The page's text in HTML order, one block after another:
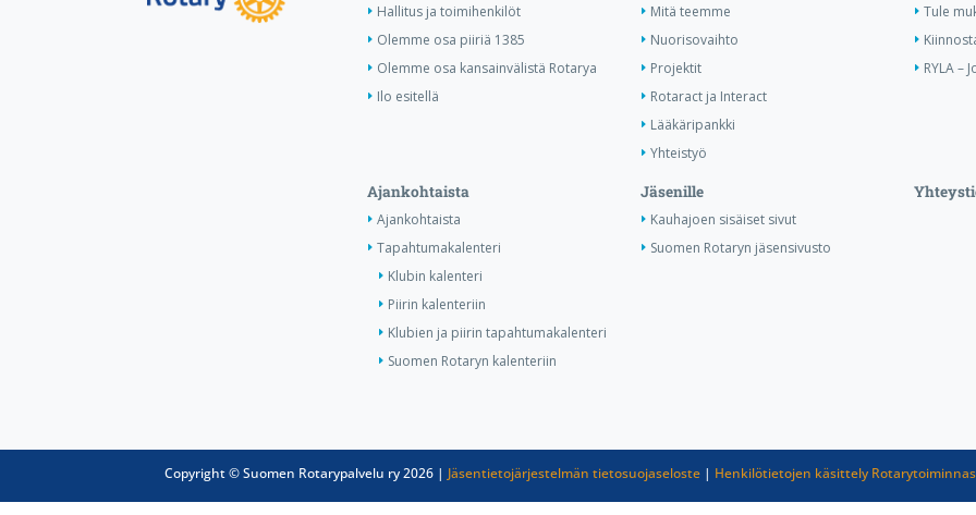
Hallitus ja toimihenkilöt
Olemme osa piiriä 1385
Olemme osa kansainvälistä Rotarya
Ilo esitellä
Mitä teemme
Nuorisovaihto
Projektit
Rotaract ja Interact
Lääkäripankki
Yhteistyö
Tule
RYLA –
Ajankohtaista
Ajankohtaista
Tapahtumakalenteri
Klubin kalenteri
Piirin kalenteriin
Klubien ja piirin tapahtumakalenteri
Suomen Rotaryn kalenteriin
Jäsenille
Kauhajoen sisäiset sivut
Suomen Rotaryn jäsensivusto
Copyright © Suomen Rotarypalvelu ry 2026 | Jäsentietojärjestelmän tietosuojaseloste | Henkilötietojen käsittely